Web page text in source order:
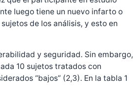
luego tiene un nuevo infarto o
de los análisis, y esto en
y seguridad. Sin embargo,
10 sujetos tratados con
“bajos” (2,3). En la tabla 1